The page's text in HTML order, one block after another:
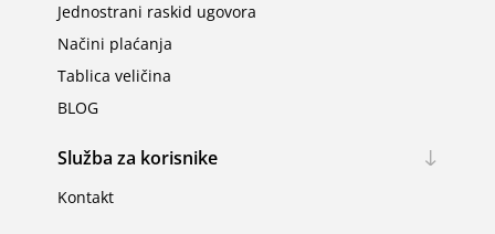
Jednostrani raskid ugovora
Načini plaćanja
Tablica veličina
BLOG
Služba za korisnike
Kontakt